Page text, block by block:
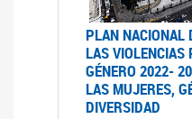
PLAN NACIONAL
LAS VIOLENCIAS
GÉNERO 2022-
LAS MUJERES,
DIVERSIDAD